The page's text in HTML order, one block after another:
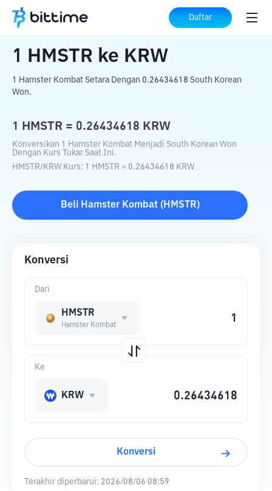
Daftar
Beranda Konverter Kripto HMSTR KRW
1 HMSTR ke KRW
1 Hamster Kombat Setara Dengan 0.26434618 South Korean
Won.
1 HMSTR = 0.26434618 KRW
Konversikan 1 Hamster Kombat Menjadi South Korean Won
Dengan Kurs Tukar Saat Ini.
HMSTR/KRW Kurs: 1 HMSTR = 0.26434618 KRW
Beli Hamster Kombat( HMSTR)
Konversi
Dari
HMSTR
Hamster Kombat
Ke
KRW
Konversi
Terakhir diperbarui: 2026/08/06 08:59